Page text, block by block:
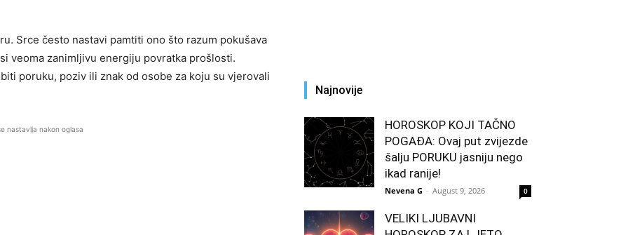
Srce često nastavi pamtiti ono što razum pokušava
veoma zanimljivu energiju povratka prošlosti.
poruku, poziv ili znak od osobe za koju su vjerovali
nastavlja nakon oglasa
Najnovije
HOROSKOP KOJI TAČNO
POGAĐA: Ovaj put zvijezde
šalju PORUKU jasniju nego
ikad ranije!
Nevena G - August 9, 2026 0
VELIKI LJUBAVNI